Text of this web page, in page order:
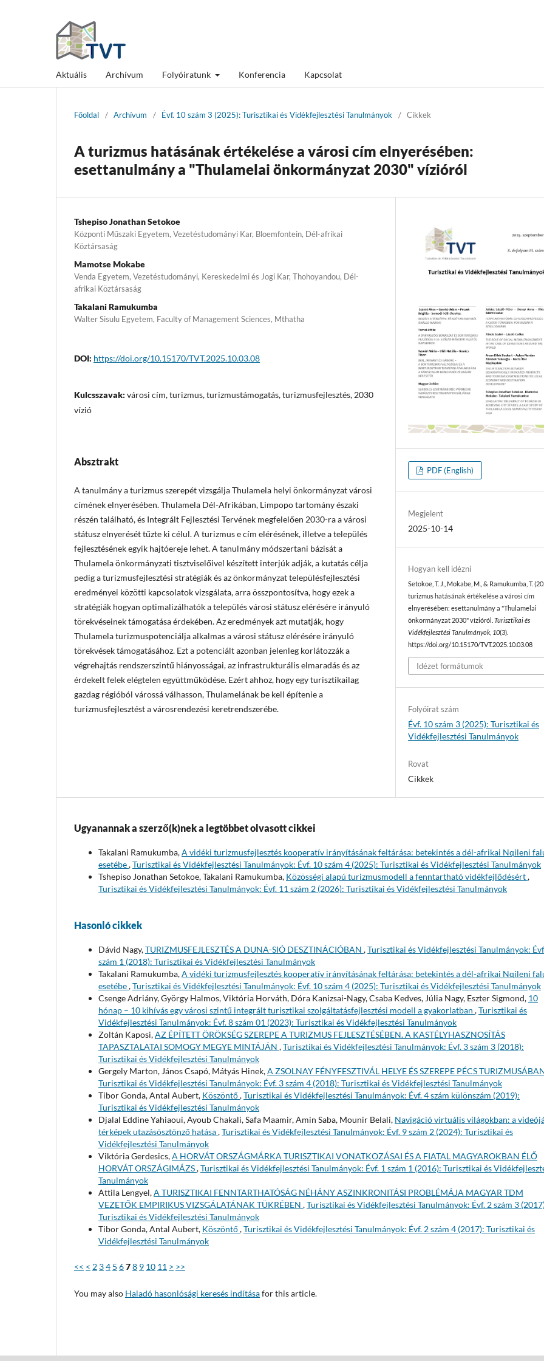
Aktuális Archívum Folyóiratunk Konferencia Kapcsolat
Főoldal / Archívum / Évf. 10 szám 3 (2025): Turisztikai és Vidékfejlesztési Tanulmányok / Cikkek
A turizmus hatásának értékelése a városi cím elnyerésében:
esettanulmány a "Thulamelai önkormányzat 2030" vízióról
Tshepiso Jonathan Setokoe
Központi Műszaki Egyetem, Vezetéstudományi Kar, Bloemfontein, Dél-afrikai
Köztársaság
Mamotse Mokabe
Venda Egyetem, Vezetéstudományi, Kereskedelmi és Jogi Kar, Thohoyandou, Dél-
afrikai Köztársaság
Takalani Ramukumba
Walter Sisulu Egyetem, Faculty of Management Sciences, Mthatha
DOI: https://doi.org/10.15170/TVT.2025.10.03.08
Kulcsszavak: városi cím, turizmus, turizmustámogatás, turizmusfejlesztés, 2030
vízió
Absztrakt
A tanulmány a turizmus szerepét vizsgálja Thulamela helyi önkormányzat városi
címének elnyerésében. Thulamela Dél-Afrikában, Limpopo tartomány északi
részén található, és Integrált Fejlesztési Tervének megfelelően 2030-ra a városi
státusz elnyerését tűzte ki célul. A turizmus e cím elérésének, illetve a település
fejlesztésének egyik hajtóereje lehet. A tanulmány módszertani bázisát a
Thulamela önkormányzati tisztviselőivel készített interjúk adják, a kutatás célja
pedig a turizmusfejlesztési stratégiák és az önkormányzat településfejlesztési
eredményei közötti kapcsolatok vizsgálata, arra összpontosítva, hogy ezek a
stratégiák hogyan optimalizálhatók a település városi státusz elérésére irányuló
törekvéseinek támogatása érdekében. Az eredmények azt mutatják, hogy
Thulamela turizmuspotenciálja alkalmas a városi státusz elérésére irányuló
törekvések támogatásához. Ezt a potenciált azonban jelenleg korlátozzák a
végrehajtás rendszerszintű hiányosságai, az infrastrukturális elmaradás és az
érdekelt felek elégtelen együttműködése. Ezért ahhoz, hogy egy turisztikailag
gazdag régióból várossá válhasson, Thulamelának be kell építenie a
turizmusfejlesztést a városrendezési keretrendszerébe.
PDF (English)
Megjelent
2025-10-14
Hogyan kell idézni
Setokoe, T. J., Mokabe, M., & Ramukumba, T.
turizmus hatásának értékelése a városi cím
elnyerésében: esettanulmány a "Thulamelai
önkormányzat 2030" vízióról.Turisztikai és
Vidékfejlesztési Tanulmányok 10(3).
https://doi.org/10.15170/TVT.2025.10.03.08
Idézet formátumok
Folyóirat szám
Évf. 10 szám 3 (2025): Turisztikai és
Vidékfejlesztési Tanulmányok
Rovat
Cikkek
Ugyanannak a szerző(k)nek a legtöbbet olvasott cikkei
Takalani Ramukumba,A vidéki turizmusfejlesztés kooperatív irányításának feltárása: betekintés a dél-afrikai Nqileni
esetébe,Turisztikai és Vidékfejlesztési Tanulmányok: Évf. 10 szám 4 (2025): Turisztikai és Vidékfejlesztési Tanulmányok
Tshepiso Jonathan Setokoe, Takalani Ramukumba, Közösségi alapú turizmusmodell a fenntartható vidékfejlődésért,
Turisztikai és Vidékfejlesztési Tanulmányok: Évf. 11 szám 2 (2026): Turisztikai és Vidékfejlesztési Tanulmányok
Hasonló cikkek
Dávid Nagy,TURIZMUSFEJLESZTÉS A DUNA-SIÓ DESZTINÁCIÓBAN ,Turisztikai és Vidékfejlesztési Tanulmányok:
szám 1 (2018): Turisztikai és Vidékfejlesztési Tanulmányok
Takalani Ramukumba,A vidéki turizmusfejlesztés kooperatív irányításának feltárása: betekintés a dél-afrikai Nqileni
esetébe,Turisztikai és Vidékfejlesztési Tanulmányok: Évf. 10 szám 4 (2025): Turisztikai és Vidékfejlesztési Tanulmányok
Csenge Adriány, György Halmos, Viktória Horváth, Dóra Kanizsai-Nagy, Csaba Kedves, Júlia Nagy, Eszter Sigmond, 10
hónap – 10 kihívás egy városi szintű integrált turisztikai szolgáltatásfejlesztési modell a gyakorlatban ,Turisztikai és
Vidékfejlesztési Tanulmányok: Évf. 8 szám 01 (2023): Turisztikai és Vidékfejlesztési Tanulmányok
Zoltán Kaposi,AZ ÉPÍTETT ÖRÖKSÉG SZEREPE A TURIZMUS FEJLESZTÉSÉBEN. A KASTÉLYHASZNOSÍTÁS
TAPASZTALATAI SOMOGY MEGYE MINTÁJÁN ,Turisztikai és Vidékfejlesztési Tanulmányok: Évf. 3 szám 3 (2018):
Turisztikai és Vidékfejlesztési Tanulmányok
Gergely Marton, János Csapó, Mátyás Hinek,A ZSOLNAY FÉNYFESZTIVÁL HELYE ÉS SZEREPE PÉCS
Turisztikai és Vidékfejlesztési Tanulmányok: Évf. 3 szám 4 (2018): Turisztikai és Vidékfejlesztési Tanulmányok
Tibor Gonda, Antal Aubert, Köszöntő,Turisztikai és Vidékfejlesztési Tanulmányok: Évf. 4 szám különszám (2019):
Turisztikai és Vidékfejlesztési Tanulmányok
Djalal Eddine Yahiaoui, Ayoub Chakali, Safa Maamir, Amin Saba, Mounir Belali, Navigáció virtuális világokban: a
térképek utazásösztönző hatása,Turisztikai és Vidékfejlesztési Tanulmányok: Évf. 9 szám 2 (2024): Turisztikai és
Vidékfejlesztési Tanulmányok
Viktória Gerdesics,A HORVÁT ORSZÁGMÁRKA TURISZTIKAI VONATKOZÁSAI ÉS A FIATAL MAGYAROKBAN ÉLŐ
HORVÁT ORSZÁGIMÁZS,Turisztikai és Vidékfejlesztési Tanulmányok: Évf. 1 szám 1 (2016): Turisztikai és
Tanulmányok
Attila Lengyel,A TURISZTIKAI FENNTARTHATÓSÁG NÉHÁNY ASZINKRONITÁSI PROBLÉMÁJA MAGYAR TDM
VEZETŐK EMPIRIKUS VIZSGÁLATÁNAK TÜKRÉBEN ,Turisztikai és Vidékfejlesztési Tanulmányok: Évf. 2 szám 3
Turisztikai és Vidékfejlesztési Tanulmányok
Tibor Gonda, Antal Aubert, Köszöntő,Turisztikai és Vidékfejlesztési Tanulmányok: Évf. 2 szám 4 (2017): Turisztikai és
Vidékfejlesztési Tanulmányok
<< < 2 34 5 678 9 10 11 > >>
You may also Haladó hasonlósági keresés indításafor this article.